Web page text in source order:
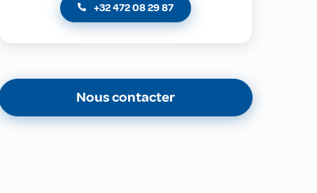
+32 472 08 29 87
Nous contacter